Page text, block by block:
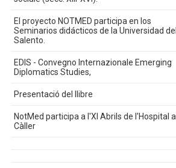
El proyecto NOTMED participa en los
Seminarios didácticos de la Universidad del
Salento.
EDIS - Convegno Internazionale Emerging
Diplomatics Studies,
Presentació del llibre
NotMed participa a l'XI Abrils de l'Hospital a
Càller